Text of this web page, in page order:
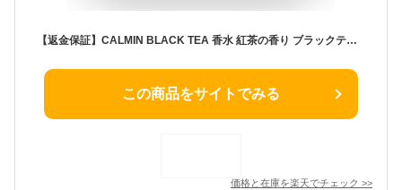
【返金保証】CALMIN BLACK TEA 香水 紅茶の香り ブラックティー 20mL
この商品をサイトでみる
価格と在庫を楽天でチェック >>